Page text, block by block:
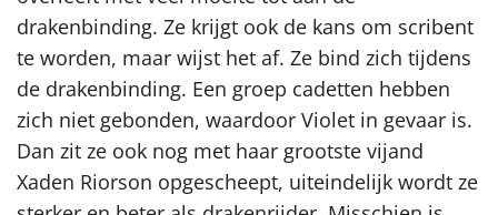
drakenbinding. Ze krijgt ook de kans om scribent
te worden, maar wijst het af. Ze bind zich tijdens
de drakenbinding. Een groep cadetten hebben
zich niet gebonden, waardoor Violet in gevaar is.
Dan zit ze ook nog met haar grootste vijand
Xaden Riorson opgescheept, uiteindelijk wordt ze